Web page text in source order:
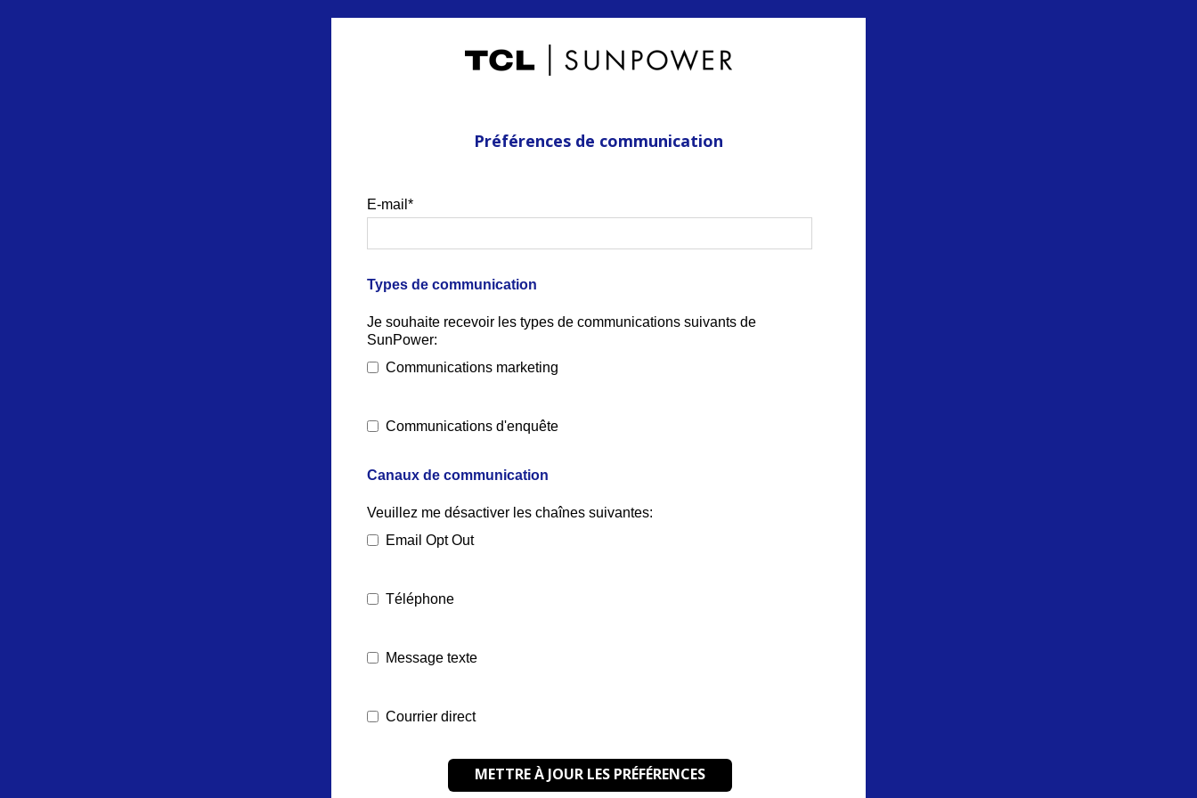
Préférences de communication
E-mail *
Types de communication
Je souhaite recevoir les types de communications suivants de
SunPower:
Communications marketing
Communications d'enquête
Canaux de communication
Veuillez me désactiver les chaînes suivantes:
Email Opt Out
Téléphone
Message texte
Courrier direct